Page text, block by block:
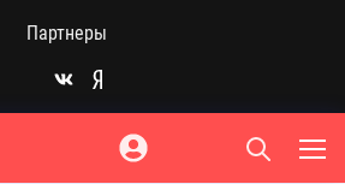
Партнеры